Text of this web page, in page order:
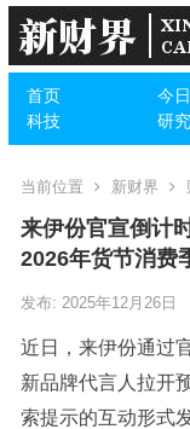
首页 今
科技
研究
当前位置 新财界
来伊份官宣倒计
2026年货节消费
发布: 2025年12月26日
近日，来伊份通过
新品牌代言人拉开
索提示的互动形式